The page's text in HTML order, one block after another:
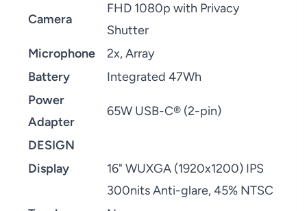
Camera
FHD 1080p with Privacy
Shutter
Microphone
2x, Array
Battery
Integrated 47Wh
Power
Adapter
65W USB-C® (2-pin)
DESIGN
Display
16" WUXGA (1920x1200) IPS
300nits Anti-glare, 45% NTSC